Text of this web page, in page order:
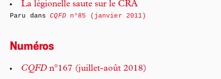
La légionelle saute sur le CRA
Paru dansCQFDn°85 (janvier 2011)
Numéros
CQFD n°167 (juillet-août 2018)